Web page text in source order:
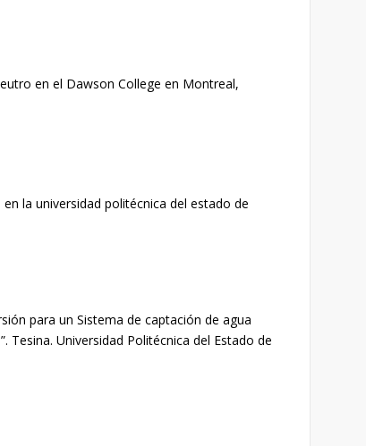
en el Dawson College en Montreal,
la universidad politécnica del estado de
para un Sistema de captación de agua
Tesina. Universidad Politécnica del Estado de